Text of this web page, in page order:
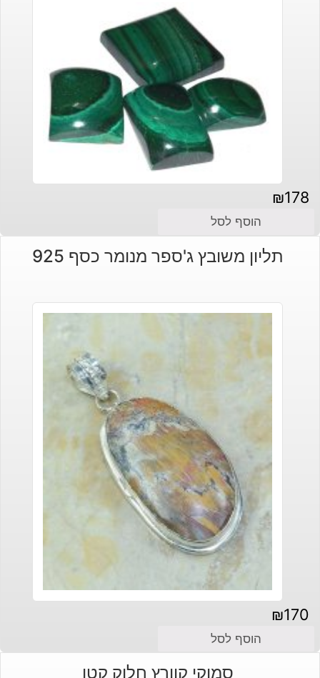
₪178
הוסף לסל
תליון משובץ ג'ספר מנומר כסף 925
₪170
הוסף לסל
סמוקי קוורץ חלוק קטן